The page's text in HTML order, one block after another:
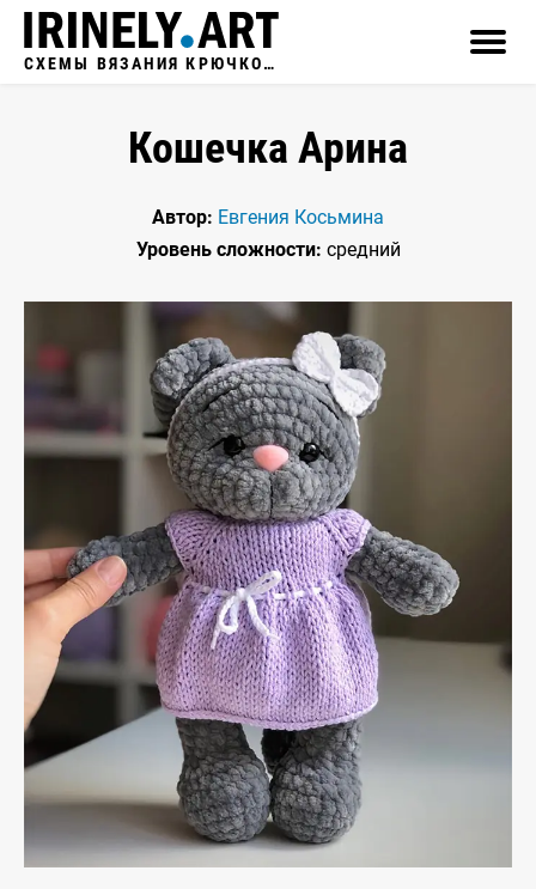
СХЕМЫ ВЯЗАНИЯ КРЮЧКОМ
Кошечка Арина
Автор: Евгения Косьмина
Уровень сложности: средний